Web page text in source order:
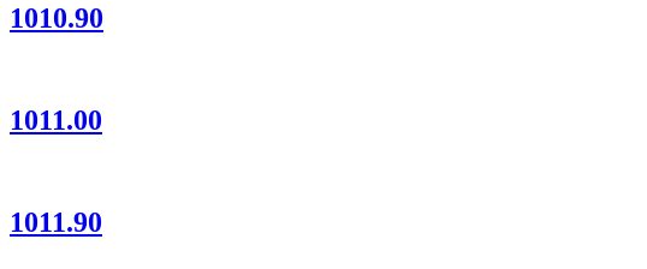
1010.90
1011.00
1011.90